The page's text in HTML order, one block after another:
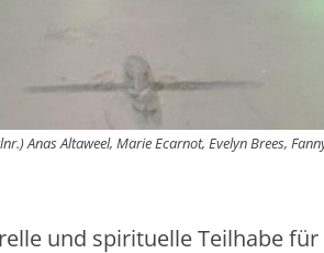
Anas Altaweel, Marie Ecarnot, Evelyn Brees,
und spirituelle Teilhabe